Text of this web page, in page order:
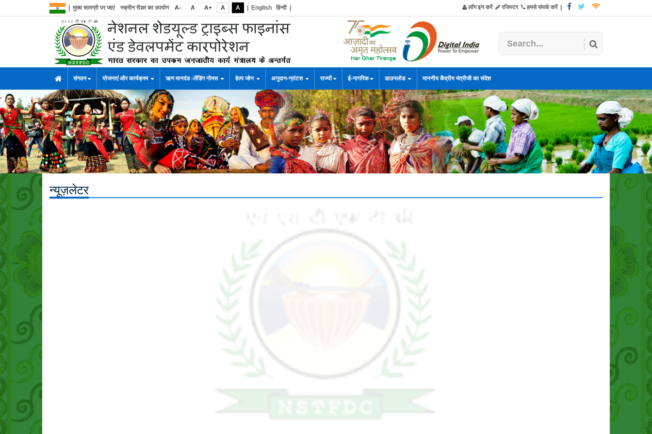
मुख्य सामग्री पर जाएं स्क्रीन रीडर का उपयोग A- A A+ A A English हिन्दी| लॉग इन करें रजिस्टर हमसे संपर्क करें|
संगठन योजनाएं और कार्यक्रम ऋण मानदंड -लेंडिंग नोमस हेल्प जोन अनुदान-ग्रांटस राज्यों ई-नागरिक डाउनलोड माननीय केंद्रीय मंत्रीजी का संदेश
न्यूज़लेटर